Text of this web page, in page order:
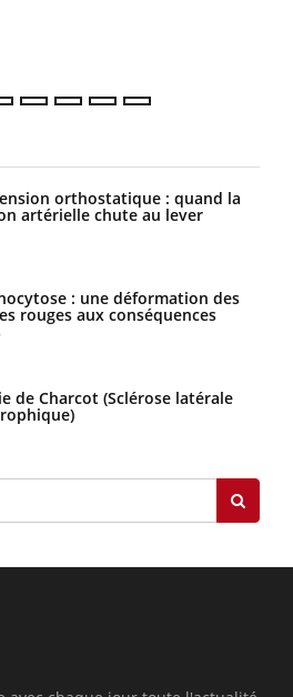
orthostatique : quand la
artérielle chute au lever
: une déformation des
rouges aux conséquences
de Charcot (Sclérose latérale